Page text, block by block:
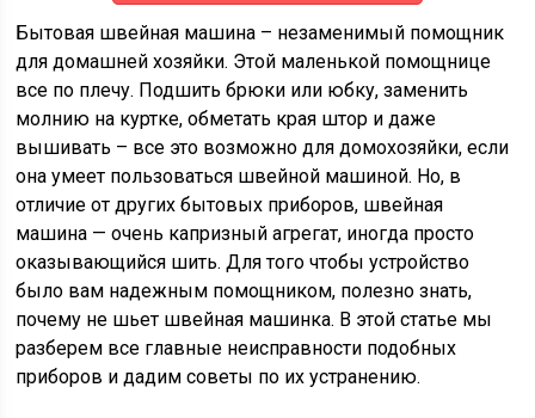
Бытовая швейная машина – незаменимый помощник
для домашней хозяйки. Этой маленькой помощнице
все по плечу. Подшить брюки или юбку, заменить
молнию на куртке, обметать края штор и даже
вышивать – все это возможно для домохозяйки, если
она умеет пользоваться швейной машиной. Но, в
отличие от других бытовых приборов, швейная
машина — очень капризный агрегат, иногда просто
оказывающийся шить. Для того чтобы устройство
было вам надежным помощником, полезно знать,
почему не шьет швейная машинка. В этой статье мы
разберем все главные неисправности подобных
приборов и дадим советы по их устранению.